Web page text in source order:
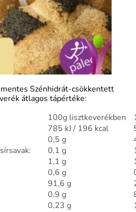
Szénhidrát-csökkentett
átlagos tápértéke:
100g lisztkeverékben
785 kJ / 196 kcal
0,5 g
0,1 g
1,1 g
0,6 g
91,6 g
0,9 g
0,23 g